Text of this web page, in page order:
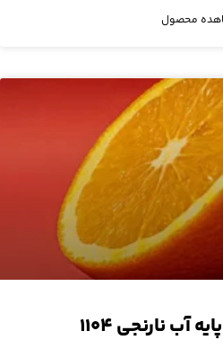
محصول
آب نارنجی ۱۱۰۴